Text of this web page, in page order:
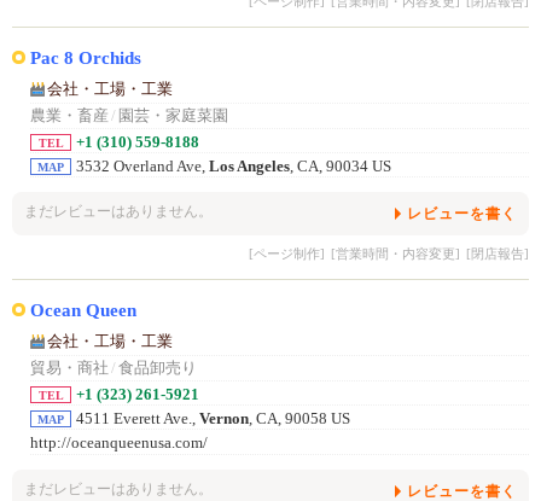
Pac 8 Orchids
会社・工場・工業
農業・畜産 / 園芸・家庭菜園
TEL +1 (310) 559-8188
MAP 3532 Overland Ave, Los Angeles, CA, 90034 US
まだレビューはありません。 レビューを書く
[ページ制作] [営業時間・内容変更] [閉店報告]
Ocean Queen
会社・工場・工業
貿易・商社 / 食品卸売り
TEL +1 (323) 261-5921
MAP 4511 Everett Ave., Vernon, CA, 90058 US
http://oceanqueenusa.com/
まだレビューはありません。 レビューを書く